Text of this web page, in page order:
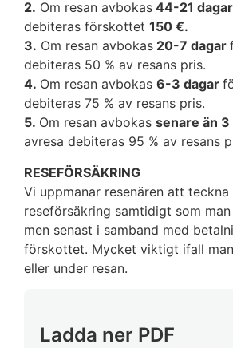
2. Om resan avbokas 44-21 dagar
debiteras förskottet 150 €.
3. Om resan avbokas 20-7 dagar
debiteras 50 % av resans pris.
4. Om resan avbokas 6-3 dagar
debiteras 75 % av resans pris.
5. Om resan avbokas senare än 3
avresa debiteras 95 % av resans
RESEFÖRSÄKRING
Vi uppmanar resenären att teckna
reseförsäkring samtidigt som
men senast i samband med
förskottet. Mycket viktigt ifall
eller under resan.
Ladda ner PDF